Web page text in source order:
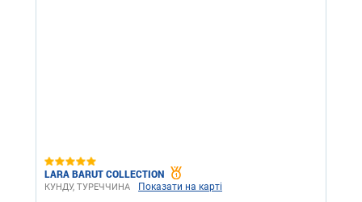
LARA BARUT COLLECTION
КУНДУ, ТУРЕЧЧИНА Показати на карті